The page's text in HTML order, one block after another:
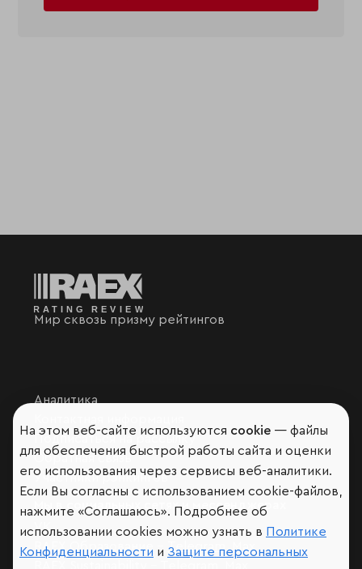
Мир сквозь призму рейтингов
Аналитика
Подписаться на рассылку
Обратная связь
Участники рэнкингов
Мы в социальных сетях и мессенджерах
VK
RAEX Образование – Telegram
На этом веб-сайте используются cookie — файлы
для обеспечения быстрой работы сайта и оценки
его использования через сервисы веб-аналитики.
Если Вы согласны с использованием cookie-файлов,
нажмите «Соглашаюсь». Подробнее об
использовании cookies можно узнать в Политике
Конфиденциальности и Защите персональных